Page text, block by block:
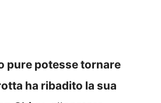
pure potesse tornare
ha ribadito la sua